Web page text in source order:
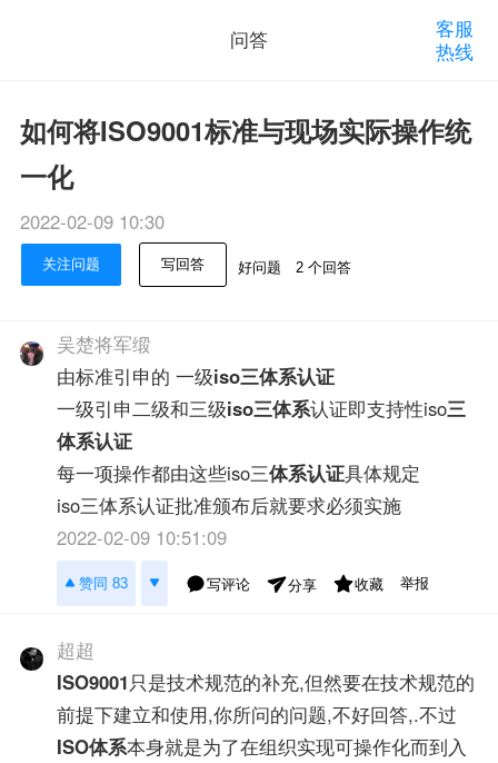
问答
客服
热线
如何将ISO9001标准与现场实际操作统
一化
2022-02-09 10:30
关注问题 写回答 好问题 2 个回答
吴楚将军缎
由标准引申的 一级iso三体系认证
一级引申二级和三级iso三体系认证即支持性iso三
体系认证
每一项操作都由这些iso三体系认证具体规定
iso三体系认证批准颁布后就要求必须实施
2022-02-09 10:51:09
赞同 83 写评论 分享 收藏 举报
超超
ISO9001只是技术规范的补充,但然要在技术规范的
前提下建立和使用,你所问的问题,不好回答,.不过
ISO体系本身就是为了在组织实现可操作化而到入